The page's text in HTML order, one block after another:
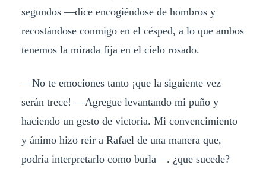
segundos —dice encogiéndose de hombros y
recostándose conmigo en el césped, a lo que ambos
tenemos la mirada fija en el cielo rosado.
—No te emociones tanto ¡que la siguiente vez
serán trece! —Agregue levantando mi puño y
haciendo un gesto de victoria. Mi convencimiento
y ánimo hizo reír a Rafael de una manera que,
podría interpretarlo como burla—. ¿que sucede?